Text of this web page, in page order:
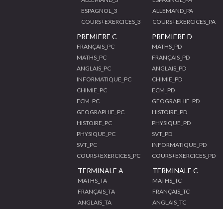
ESPAGNOL_3
COURS+EXERCICES_3
ALLEMAND_PA
COURS+EXERCICES_PA
PREMIERE C
FRANÇAIS_PC
MATHS_PC
ANGLAIS_PC
INFORMATIQUE_PC
CHIMIE_PC
ECM_PC
GEOGRAPHIE_PC
HISTOIRE_PC
PHYSIQUE_PC
SVT_PC
COURS+EXERCICES_PC
PREMIERE D
MATHS_PD
FRANÇAIS_PD
ANGLAIS_PD
CHIMIE_PD
ECM_PD
GEOGRAPHIE_PD
HISTOIRE_PD
PHYSIQUE_PD
SVT_PD
INFORMATIQUE_PD
COURS+EXERCICES_PD
TERMINALE A
MATHS_TA
FRANÇAIS_TA
ANGLAIS_TA
TERMINALE C
MATHS_TC
FRANÇAIS_TC
ANGLAIS_TC